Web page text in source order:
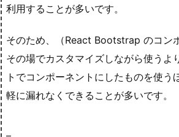
利用することが多いです。
そのため、（React Bootstrap のコン
その場でカスタマイズしながら使うよ
トでコンポーネントにしたものを使う
軽に漏れなくできることが多いです。